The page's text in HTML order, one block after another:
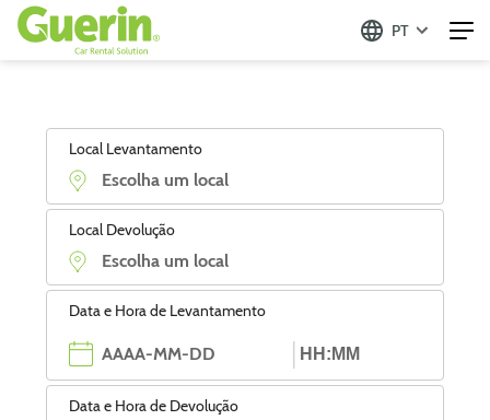
PT
Local Levantamento
Local Devolução
Data e Hora de Levantamento
Data e Hora de Devolução